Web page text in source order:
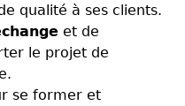
qualité à ses clients.
et de
le projet de
se former et